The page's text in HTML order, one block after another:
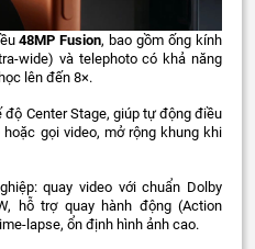
48MP Fusion, bao gồm ống kính
và telephoto có khả năng
lên đến 8×.
độ Center Stage, giúp tự động điều
gọi video, mở rộng khung khi
quay video với chuẩn Dolby
hỗ trợ quay hành động (Action
ổn định hình ảnh cao.